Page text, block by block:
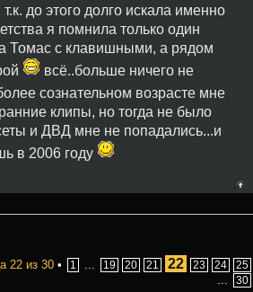
т.к. до этого долго искала именно
я помнила только один
Томас с клавишными, а рядом
всё..больше ничего не
сознательном возрасте мне
клипы, но тогда не было
и ДВД мне не попадались...и
в 2006 году
22 из 30 • 1 ... 19 20 21 22 23 24 25
... 30